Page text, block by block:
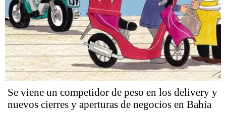
Se viene un competidor de peso en los delivery y
nuevos cierres y aperturas de negocios en Bahía